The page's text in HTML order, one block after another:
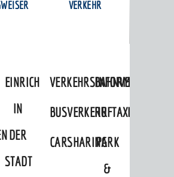
EINRICHTUNGEN
IN
DER
STADT
VERKEHR
VERKEHRSINFORMATIONEN
BAHNVERKEHR
BUSVERKEHRRUFTAXI
CARSHARINGPARK
&